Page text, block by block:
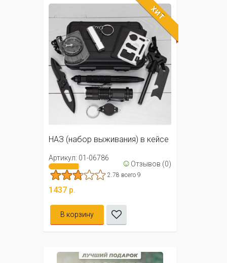
ХИТ
НАЗ (набор выживания) в кейсе
Артикул: 01-06786 ☺ Отзывов (0)
2.78 всего 9
1437 р.
В корзину